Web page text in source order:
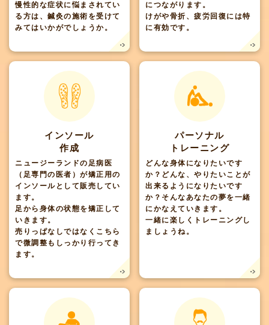
慢性的な症状に悩まされてい
る方は、鍼灸の施術を受けて
みてはいかがでしょうか。
につながります。
けがや骨折、疲労回復には特
に有効です。
インソール
作成
ニュージーランドの足病医
（足専門の医者）が矯正用の
インソールとして販売してい
ます。
足から身体の状態を矯正して
いきます。
売りっぱなしではなくこちら
で微調整もしっかり行ってき
ます。
パーソナル
トレーニング
どんな身体になりたいです
か？どんな、やりたいことが
出来るようになりたいです
か？そんなあなたの夢を一緒
にかなえていきます。
一緒に楽しくトレーニングし
ましょうね。